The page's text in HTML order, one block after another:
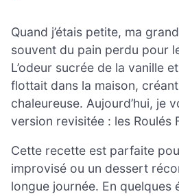
Quand j’étais petite, ma
souvent du pain perdu pour
L’odeur sucrée de la vanille
flottait dans la maison,
chaleureuse. Aujourd’hui, je
version revisitée : les Roulés
Cette recette est parfaite
improvisé ou un dessert
longue journée. En quelques